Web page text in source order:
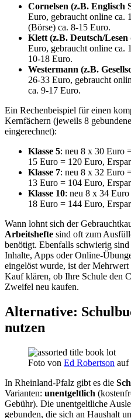
Cornelsen (z.B. Englisch
Euro, gebraucht online ca.
(Börse) ca. 8-15 Euro.
Klett (z.B. Deutsch/
Euro, gebraucht online ca.
10-18 Euro.
Westermann (z.B.
26-33 Euro, gebraucht
ca. 9-17 Euro.
Ein Rechenbeispiel für einen
Kernfächern (jeweils 8
eingerechnet):
Klasse 5: neu 8 x 30 Euro
15 Euro = 120 Euro,
Klasse 7: neu 8 x 32 Euro
13 Euro = 104 Euro,
Klasse 10: neu 8 x 34
18 Euro = 144 Euro,
Wann lohnt sich der
Arbeitshefte sind oft zum
benötigt. Ebenfalls schwierig
Inhalte, Apps oder Online-
eingelöst wurde, ist der
Kauf klären, ob Ihre Schule den
Zweifel neu kaufen.
Alternative:
nutzen
Foto von Ed Robertson auf
In Rheinland-Pfalz gibt es die
Varianten: unentgeltlich
Gebühr). Die unentgeltliche
gebunden, die sich an Haushalt